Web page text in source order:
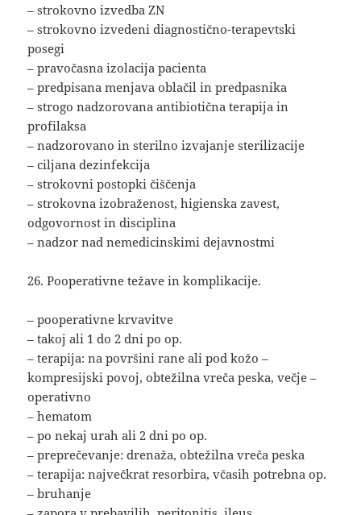
– strokovno izvedba ZN
– strokovno izvedeni diagnostično-terapevtski
posegi
– pravočasna izolacija pacienta
– predpisana menjava oblačil in predpasnika
– strogo nadzorovana antibiotična terapija in
profilaksa
– nadzorovano in sterilno izvajanje sterilizacije
– ciljana dezinfekcija
– strokovni postopki čiščenja
– strokovna izobraženost, higienska zavest,
odgovornost in disciplina
– nadzor nad nemedicinskimi dejavnostmi
26. Pooperativne težave in komplikacije.
– pooperativne krvavitve
– takoj ali 1 do 2 dni po op.
– terapija: na površini rane ali pod kožo –
kompresijski povoj, obtežilna vreča peska, večje –
operativno
– hematom
– po nekaj urah ali 2 dni po op.
– preprečevanje: drenaža, obtežilna vreča peska
– terapija: največkrat resorbira, včasih potrebna op.
– bruhanje